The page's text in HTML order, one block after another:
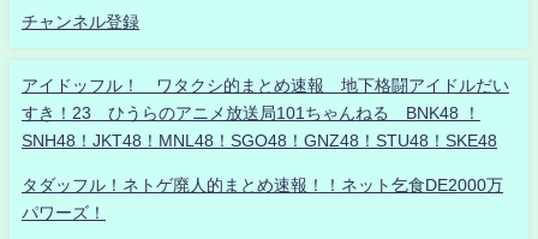
チャンネル登録
アイドッフル！ ワタクシ的まとめ速報 地下格闘アイドルだい
すき！23 ひうらのアニメ放送局101ちゃんねる BNK48 ！
SNH48！JKT48！MNL48！SGO48！GNZ48！STU48！SKE48
タダッフル！ネトゲ廃人的まとめ速報！！ネット乞食DE2000万
パワーズ！